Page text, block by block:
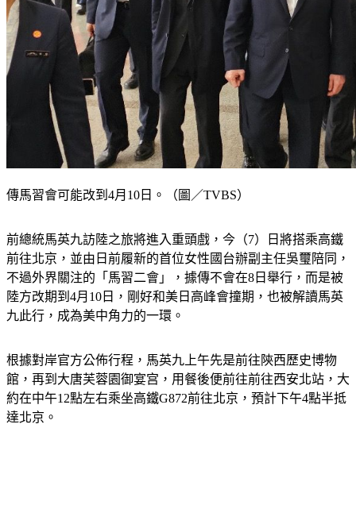
傳馬習會可能改到4月10日。（圖／TVBS）
前總統馬英九訪陸之旅將進入重頭戲，今（7）日將搭乘高鐵
前往北京，並由日前履新的首位女性國台辦副主任吳璽陪同，
不過外界關注的「馬習二會」，據傳不會在8日舉行，而是被
陸方改期到4月10日，剛好和美日高峰會撞期，也被解讀馬英
九此行，成為美中角力的一環。
根據對岸官方公佈行程，馬英九上午先是前往陝西歷史博物
館，再到大唐芙蓉園御宴宫，用餐後便前往前往西安北站，大
約在中午12點左右乘坐高鐵G872前往北京，預計下午4點半抵
達北京。